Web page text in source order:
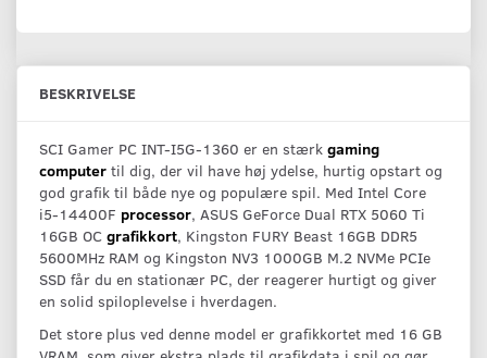
BESKRIVELSE
SCI Gamer PC INT-I5G-1360 er en stærk gaming
computer til dig, der vil have høj ydelse, hurtig opstart og
god grafik til både nye og populære spil. Med Intel Core
i5-14400F processor, ASUS GeForce Dual RTX 5060 Ti
16GB OC grafikkort, Kingston FURY Beast 16GB DDR5
5600MHz RAM og Kingston NV3 1000GB M.2 NVMe PCIe
SSD får du en stationær PC, der reagerer hurtigt og giver
en solid spiloplevelse i hverdagen.
Det store plus ved denne model er grafikkortet med 16 GB